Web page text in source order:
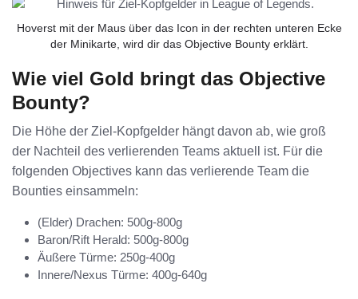
Hoverst mit der Maus über das Icon in der rechten unteren Ecke
der Minikarte, wird dir das Objective Bounty erklärt.
Wie viel Gold bringt das Objective
Bounty?
Die Höhe der Ziel-Kopfgelder hängt davon ab, wie groß
der Nachteil des verlierenden Teams aktuell ist. Für die
folgenden Objectives kann das verlierende Team die
Bounties einsammeln:
(Elder) Drachen: 500g-800g
Baron/Rift Herald: 500g-800g
Äußere Türme: 250g-400g
Innere/Nexus Türme: 400g-640g